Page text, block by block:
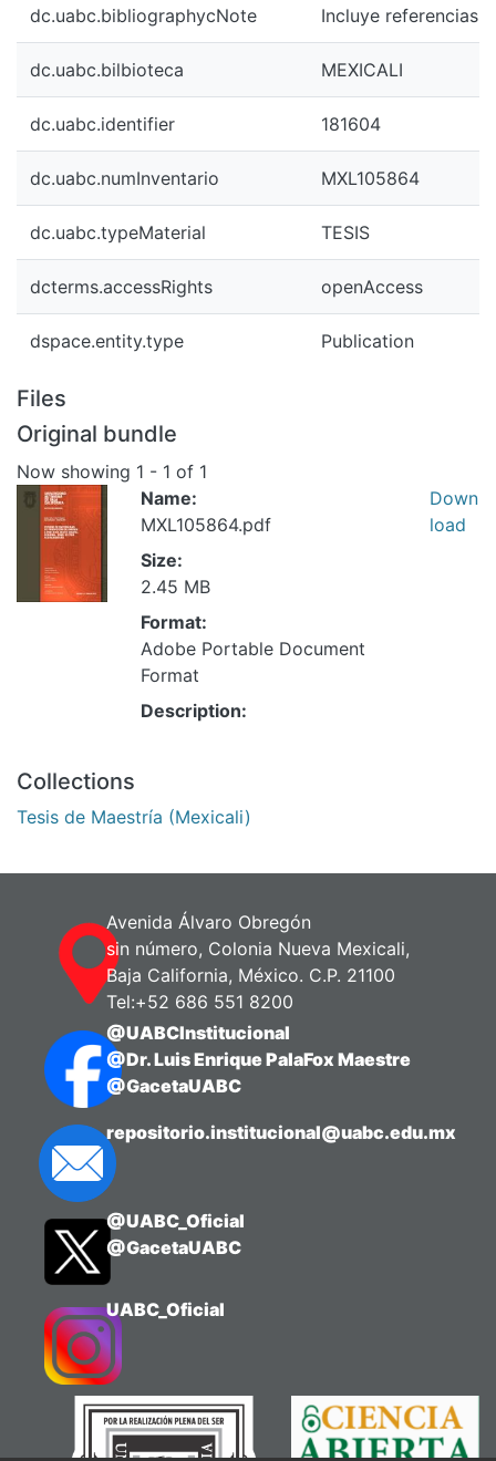
dc.uabc.bibliographycNote Incluye referencias
dc.uabc.bilbioteca MEXICALI
dc.uabc.identifier 181604
dc.uabc.numInventario MXL105864
dc.uabc.typeMaterial TESIS
dcterms.accessRights openAccess
dspace.entity.type Publication
Files
Original bundle
Now showing 1 - 1 of 1
Name:
MXL105864.pdf
Size:
2.45 MB
Format:
Adobe Portable Document
Format
Description:
Down
load
Collections
Tesis de Maestría (Mexicali)
Avenida Álvaro Obregón
sin número, Colonia Nueva Mexicali,
Baja California, México. C.P. 21100
Tel:+52 686 551 8200
@UABCInstitucional
@Dr. Luis Enrique PalaFox Maestre
@GacetaUABC
repositorio.institucional@uabc.edu.mx
@UABC_Oficial
@GacetaUABC
UABC_Oficial